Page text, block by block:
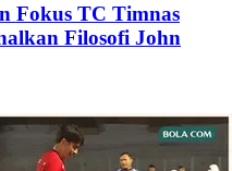
Fokus TC Timnas
Filosofi John